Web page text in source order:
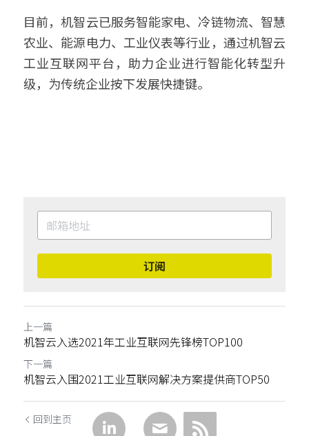
目前，机智云已服务智能家电、冷链物流、智慧
农业、能源电力、工业仪表等行业，通过机智云
工业互联网平台，助力企业进行智能化转型升
级，为传统企业按下发展快捷键。
订阅
上一篇
机智云入选2021年工业互联网先锋榜TOP100
下一篇
机智云入围2021工业互联网解决方案提供商TOP50
回到主页